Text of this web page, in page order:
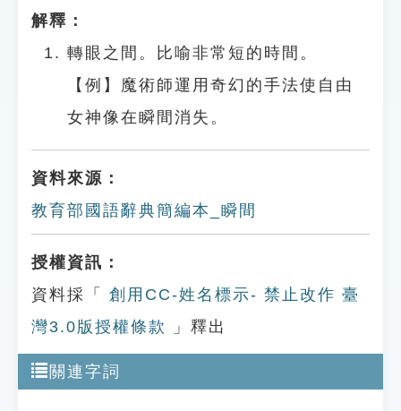
解釋：
轉眼之間。比喻非常短的時間。
【例】魔術師運用奇幻的手法使自由
女神像在瞬間消失。
資料來源：
教育部國語辭典簡編本_瞬間
授權資訊：
資料採「
創用CC-姓名標示- 禁止改作 臺
灣3.0版授權條款
」釋出
關連字詞